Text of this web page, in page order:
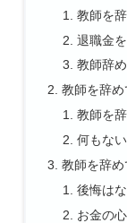
教師を
退職金
教師辞
教師を辞
教師を
何もな
教師を辞め
後悔は
お金の